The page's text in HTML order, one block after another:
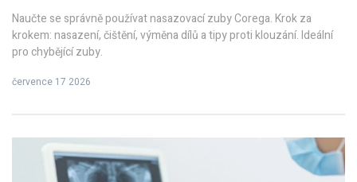
Naučte se správně používat nasazovací zuby Corega. Krok za
krokem: nasazení, čištění, výměna dílů a tipy proti klouzání. Ideální
pro chybějící zuby.
července 17 2026